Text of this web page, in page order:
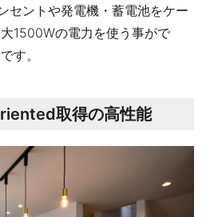
セントや発電機・蓄電池をケー
1500Wの電力を使う事がで
す。
取得の高性能